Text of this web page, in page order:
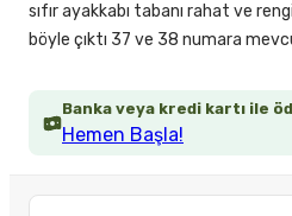
Banka veya kredi kartı ile
Hemen Başla!
sıfır ayakkabı tabanı rahat ve
böyle çıktı 37 ve 38 numara